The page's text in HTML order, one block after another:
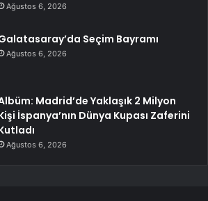
Ağustos 6, 2026
Seçim Bayramı
Ağustos 6, 2026
Madrid’de Yaklaşık 2 Milyon
İspanya’nın Dünya Kupası Zaferini
Ağustos 6, 2026